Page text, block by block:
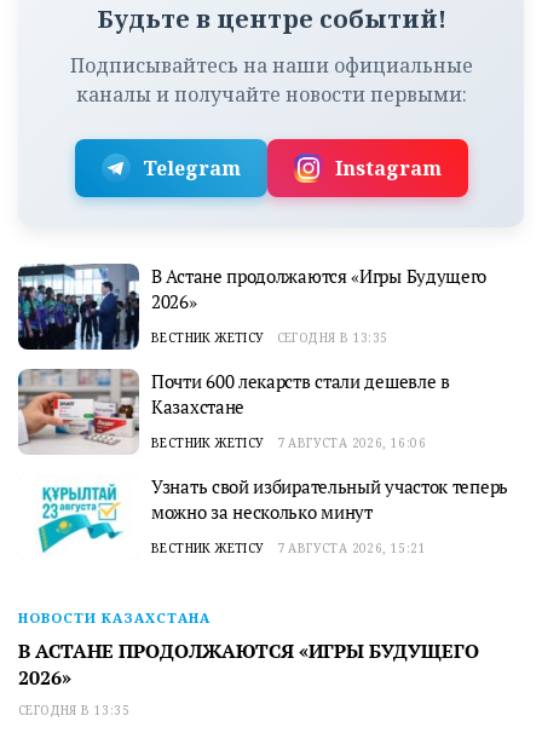
Будьте в центре событий!
Подписывайтесь на наши официальные
каналы и получайте новости первыми:
Telegram Instagram
В Астане продолжаются «Игры Будущего
2026»
ВЕСТНИК ЖЕТІСУ СЕГОДНЯ В 13:35
Почти 600 лекарств стали дешевле в
Казахстане
ВЕСТНИК ЖЕТІСУ 7 АВГУСТА 2026, 16:06
Узнать свой избирательный участок теперь
можно за несколько минут
ВЕСТНИК ЖЕТІСУ 7 АВГУСТА 2026, 15:21
НОВОСТИ КАЗАХСТАНА
В АСТАНЕ ПРОДОЛЖАЮТСЯ «ИГРЫ БУДУЩЕГО
2026»
СЕГОДНЯ В 13:35